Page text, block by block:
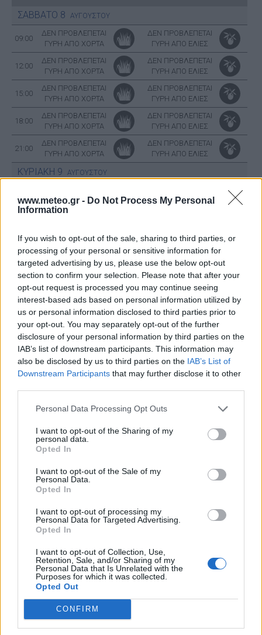
www.meteo.gr - Do Not Process My Personal
Information
If you wish to opt-out of the sale, sharing to third parties, or
processing of your personal or sensitive information for
targeted advertising by us, please use the below opt-out
section to confirm your selection. Please note that after your
opt-out request is processed you may continue seeing
interest-based ads based on personal information utilized by
us or personal information disclosed to third parties prior to
your opt-out. You may separately opt-out of the further
disclosure of your personal information by third parties on the
IAB’s list of downstream participants. This information may
also be disclosed by us to third parties on the IAB’s List of
Downstream Participants that may further disclose it to other
Personal Data Processing Opt Outs
I want to opt-out of the Sharing of my
personal data.
Opted In
I want to opt-out of the Sale of my
Personal Data.
Opted In
I want to opt-out of processing my
Personal Data for Targeted Advertising.
Opted In
I want to opt-out of Collection, Use,
Retention, Sale, and/or Sharing of my
Personal Data that Is Unrelated with the
Purposes for which it was collected.
Opted Out
CONFIRM
ΣΑΒΒΑΤΟ 8 ΑΥΓΟΥΣΤΟΥ
09:00
ΔΕΝ ΠΡΟΒΛΕΠΕΤΑΙ
ΓΥΡΗ ΑΠΟ ΧΟΡΤΑ
ΔΕΝ ΠΡΟΒΛΕΠΕΤΑΙ
ΓΥΡΗ ΑΠΟ ΕΛΙΕΣ
12:00
ΔΕΝ ΠΡΟΒΛΕΠΕΤΑΙ
ΓΥΡΗ ΑΠΟ ΧΟΡΤΑ
ΔΕΝ ΠΡΟΒΛΕΠΕΤΑΙ
ΓΥΡΗ ΑΠΟ ΕΛΙΕΣ
15:00
ΔΕΝ ΠΡΟΒΛΕΠΕΤΑΙ
ΓΥΡΗ ΑΠΟ ΧΟΡΤΑ
ΔΕΝ ΠΡΟΒΛΕΠΕΤΑΙ
ΓΥΡΗ ΑΠΟ ΕΛΙΕΣ
18:00
ΔΕΝ ΠΡΟΒΛΕΠΕΤΑΙ
ΓΥΡΗ ΑΠΟ ΧΟΡΤΑ
ΔΕΝ ΠΡΟΒΛΕΠΕΤΑΙ
ΓΥΡΗ ΑΠΟ ΕΛΙΕΣ
21:00
ΔΕΝ ΠΡΟΒΛΕΠΕΤΑΙ
ΓΥΡΗ ΑΠΟ ΧΟΡΤΑ
ΔΕΝ ΠΡΟΒΛΕΠΕΤΑΙ
ΓΥΡΗ ΑΠΟ ΕΛΙΕΣ
ΚΥΡΙΑΚΗ 9 ΑΥΓΟΥΣΤΟΥ
ΓΥΡΗ ΑΠΟ ΧΟΡΤΑ
ΓΥΡΗ ΑΠΟ ΕΛΙΕΣ
06:00
ΔΕΝ ΠΡΟΒΛΕΠΕΤΑΙ
ΓΥΡΗ ΑΠΟ ΧΟΡΤΑ
ΔΕΝ ΠΡΟΒΛΕΠΕΤΑΙ
ΓΥΡΗ ΑΠΟ ΕΛΙΕΣ
09:00
ΔΕΝ ΠΡΟΒΛΕΠΕΤΑΙ
ΓΥΡΗ ΑΠΟ ΧΟΡΤΑ
ΔΕΝ ΠΡΟΒΛΕΠΕΤΑΙ
ΓΥΡΗ ΑΠΟ ΕΛΙΕΣ
12:00
ΔΕΝ ΠΡΟΒΛΕΠΕΤΑΙ
ΓΥΡΗ ΑΠΟ ΧΟΡΤΑ
ΔΕΝ ΠΡΟΒΛΕΠΕΤΑΙ
ΓΥΡΗ ΑΠΟ ΕΛΙΕΣ
15:00
ΔΕΝ ΠΡΟΒΛΕΠΕΤΑΙ
ΓΥΡΗ ΑΠΟ ΧΟΡΤΑ
ΔΕΝ ΠΡΟΒΛΕΠΕΤΑΙ
ΓΥΡΗ ΑΠΟ ΕΛΙΕΣ
18:00
ΓΥΡΗ ΑΠΟ ΧΟΡΤΑ
ΓΥΡΗ ΑΠΟ ΕΛΙΕΣ
ΓΥΡΗ ΑΠΟ ΧΟΡΤΑ
ΓΥΡΗ ΑΠΟ ΕΛΙΕΣ
ΔΕΥΤΕΡΑ10 ΑΥΓΟΥΣΤΟΥ
ΔΕΝ ΠΡΟΒΛΕΠΕΤΑΙ
ΓΥΡΗ ΑΠΟ ΧΟΡΤΑ
ΔΕΝ ΠΡΟΒΛΕΠΕΤΑΙ
ΓΥΡΗ ΑΠΟ ΧΟΡΤΑ
Τα δεδομένα προέρχονται από την ευρωπαϊκή
Ο ΚΑΙΡΟΣ ΤΩΡΑ (LIVE)